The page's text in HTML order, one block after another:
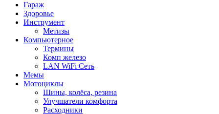
Гараж
Здоровье
Инструмент
Метизы
Компьютерное
Термины
Комп железо
LAN WiFi Сеть
Мемы
Мотоциклы
Шины, колёса, резина
Улучшатели комфорта
Расходники